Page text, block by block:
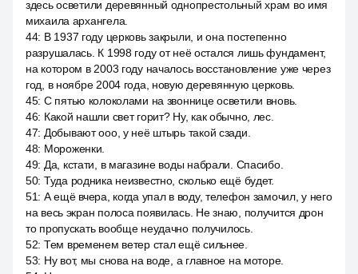
здесь осветили деревянный однопрестольный храм во имя
михаила архангела.
44: В 1937 году церковь закрыли, и она постепенно
разрушалась. К 1998 году от неё остался лишь фундамент,
на котором в 2003 году началось восстановление уже через
год, в ноябре 2004 года, новую деревянную церковь.
45: С пятью колоколами на звоннице осветили вновь.
46: Какой нашли свет горит? Ну, как обычно, лес.
47: Добывают ооо, у неё штырь такой сзади.
48: Мороженки.
49: Да, кстати, в магазине воды набрали. Спасибо.
50: Туда родника неизвестно, сколько ещё будет.
51: А ещё вчера, когда упал в воду, телефон замочил, у него
на весь экран полоса появилась. Не знаю, получится дрон
то пропускать вообще неудачно получилось.
52: Тем временем ветер стал ещё сильнее.
53: Ну вот, мы снова на воде, а главное на моторе.